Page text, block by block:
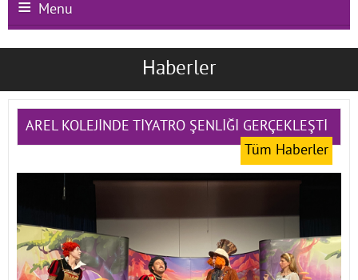
Menu
Ana Sayfa
Okullarımız
Kampüs Olanakları
Kayıt-Kabul
İletişim
Haberler
AREL KOLEJİNDE TİYATRO ŞENLİĞİ GERÇEKLEŞTİ
Tüm Haberler